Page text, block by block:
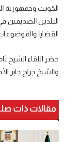
الكويت وجمهورية
البلدين الصديقين
القضايا
حضر اللقاء الشيخ
والشيخ جراح جابر
مقالات ذات